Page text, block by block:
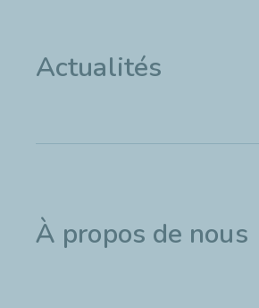
Actualités
À propos de nous